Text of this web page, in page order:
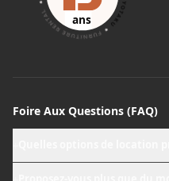
ans
Foire Aux Questions (FAQ)